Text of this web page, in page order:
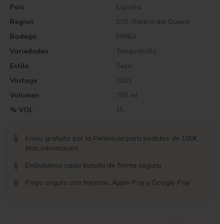
Pais España
Vintage 2021
Region D.O. Ribera del Duero
Volumen 750 ml
Bodega PINEA
% VOL 15
Variedades
Tempranillo
Estilo
Seco
Envío gratuito por la Península para pedidos de 100€
Más información
Embalamos cada botella de forma segura
Pago seguro con tarjetas, Apple Pay y Google Pay